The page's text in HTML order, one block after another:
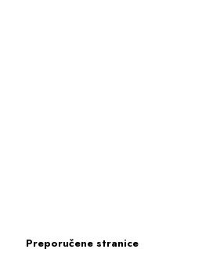
Preporučene stranice